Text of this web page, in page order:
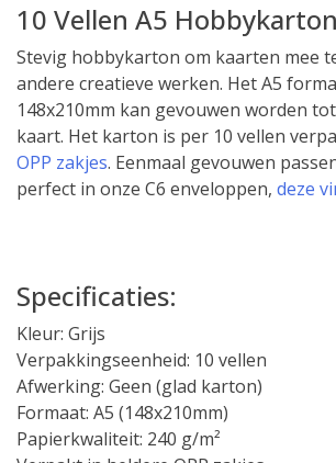
aantal
10 Vellen A5
Stevig hobbykarton om kaarten mee
andere creatieve werken. Het A5
148x210mm kan gevouwen worden
kaart. Het karton is per 10 vellen
OPP zakjes. Eenmaal gevouwen
perfect in onze C6 enveloppen, deze
Specificaties:
Kleur: Grijs
Verpakkingseenheid: 10 vellen
Afwerking: Geen (glad karton)
Formaat: A5 (148x210mm)
Papierkwaliteit: 240 g/m²